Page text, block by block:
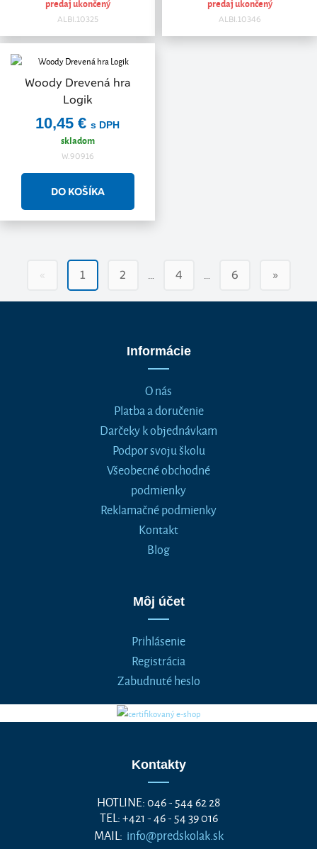
predaj ukončený
ALBI.10325
predaj ukončený
ALBI.10346
Woody Drevená hra
Logik
10,45 € s DPH
skladom
W.90916
« 1 2 … 4 … 6 »
Informácie
O nás
Platba a doručenie
Darčeky k objednávkam
Podpor svoju školu
Všeobecné obchodné
podmienky
Reklamačné podmienky
Kontakt
Blog
Môj účet
Prihlásenie
Registrácia
Zabudnuté heslo
Kontakty
HOTLINE: 046 - 544 62 28
TEL: +421 - 46 - 54 39 016
MAIL: info@predskolak.sk